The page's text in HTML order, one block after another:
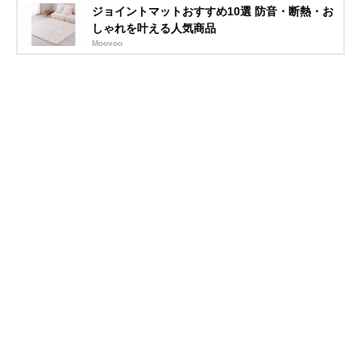
ジョイントマットおすすめ10選 防音・断熱・お
しゃれを叶える人気商品
Moovoo